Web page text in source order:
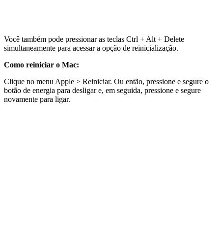
Você também pode pressionar as teclas Ctrl + Alt + Delete
simultaneamente para acessar a opção de reinicialização.
Como reiniciar o Mac:
Clique no menu Apple > Reiniciar. Ou então, pressione e segure o
botão de energia para desligar e, em seguida, pressione e segure
novamente para ligar.